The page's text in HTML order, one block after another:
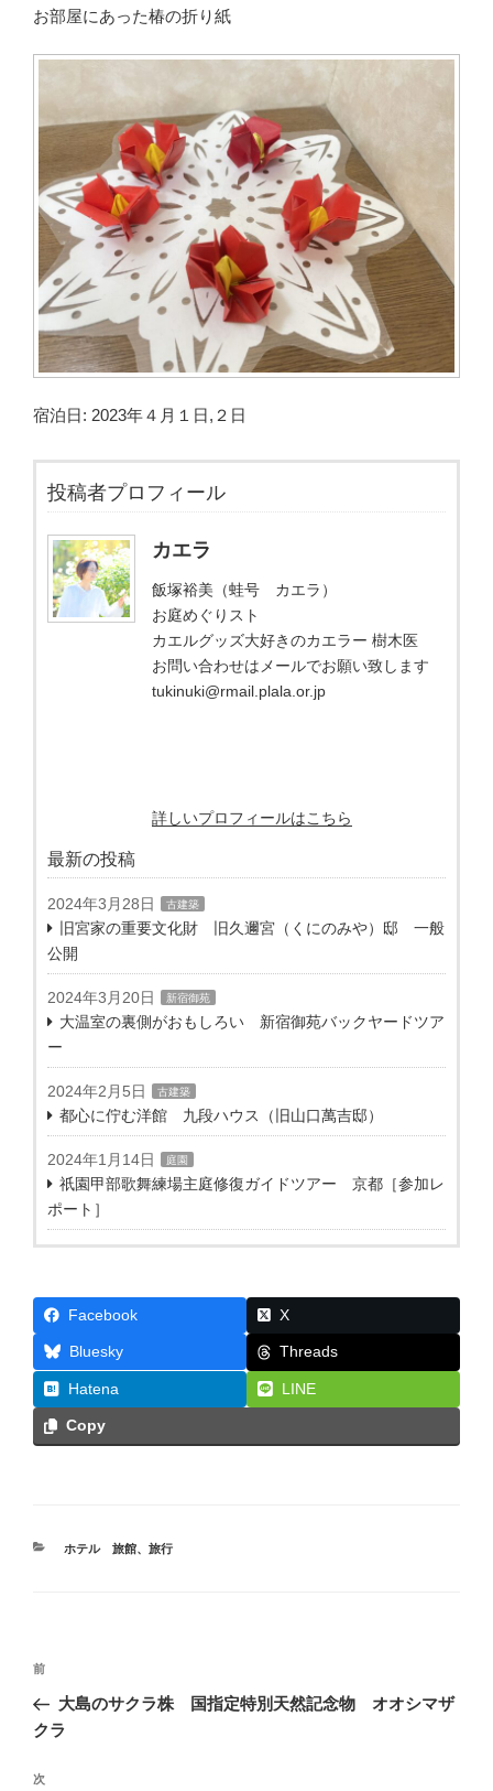
お部屋にあった椿の折り紙
宿泊日: 2023年４月１日,２日
投稿者プロフィール
カエラ
飯塚裕美（蛙号 カエラ）
お庭めぐりスト
カエルグッズ大好きのカエラー 樹木医
お問い合わせはメールでお願い致します
tukinuki@rmail.plala.or.jp
詳しいプロフィールはこちら
最新の投稿
2024年3月28日 古建築
旧宮家の重要文化財 旧久邇宮（くにのみや）邸 一般
公開
2024年3月20日 新宿御苑
大温室の裏側がおもしろい 新宿御苑バックヤードツア
ー
2024年2月5日 古建築
都心に佇む洋館 九段ハウス（旧山口萬吉邸）
2024年1月14日 庭園
祇園甲部歌舞練場主庭修復ガイドツアー 京都［参加レ
ポート］
Facebook X
Bluesky Threads
Hatena LINE
Copy
カ
ホテル 旅館、 旅行
投
ナ
ゲ
前
の
投
前
大島のサクラ株 国指定特別天然記念物 オオシマザ
クラ
次
次